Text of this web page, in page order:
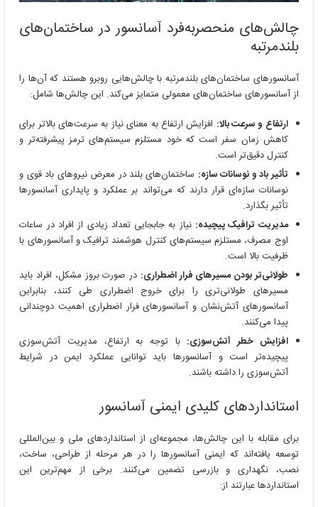
چالش‌های منحصربه‌فرد آسانسور در ساختمان‌های
بلندمرتبه
آسانسورهای ساختمان‌های بلندمرتبه با چالش‌هایی روبرو هستند که آن‌ها را
از آسانسورهای ساختمان‌های معمولی متمایز می‌کند. این چالش‌ها شامل:
ارتفاع و سرعت بالا: افزایش ارتفاع به معنای نیاز به سرعت‌های بالاتر برای
کاهش زمان سفر است که خود مستلزم سیستم‌های ترمز پیشرفته‌تر و
کنترل دقیق‌تر است.
تأثیر باد و نوسانات سازه: ساختمان‌های بلند در معرض نیروهای باد قوی و
نوسانات سازه‌ای قرار دارند که می‌تواند بر عملکرد و پایداری آسانسورها
تأثیر بگذارد.
مدیریت ترافیک پیچیده: نیاز به جابجایی تعداد زیادی از افراد در ساعات
اوج مصرف، مستلزم سیستم‌های کنترل هوشمند ترافیک و آسانسورهای با
ظرفیت بالا است.
طولانی‌تر بودن مسیرهای فرار اضطراری: در صورت بروز مشکل، افراد باید
مسیرهای طولانی‌تری را برای خروج اضطراری طی کنند، بنابراین
آسانسورهای آتش‌نشان و آسانسورهای فرار اضطراری اهمیت دوچندانی
پیدا می‌کنند.
افزایش خطر آتش‌سوزی: با توجه به ارتفاع، مدیریت آتش‌سوزی
پیچیده‌تر است و آسانسورها باید توانایی عملکرد ایمن در شرایط
آتش‌سوزی را داشته باشند.
استانداردهای کلیدی ایمنی آسانسور
برای مقابله با این چالش‌ها، مجموعه‌ای از استانداردهای ملی و بین‌المللی
توسعه یافته‌اند که ایمنی آسانسورها را در هر مرحله از طراحی، ساخت،
نصب، نگهداری و بازرسی تضمین می‌کنند. برخی از مهم‌ترین این
استانداردها عبارتند از: